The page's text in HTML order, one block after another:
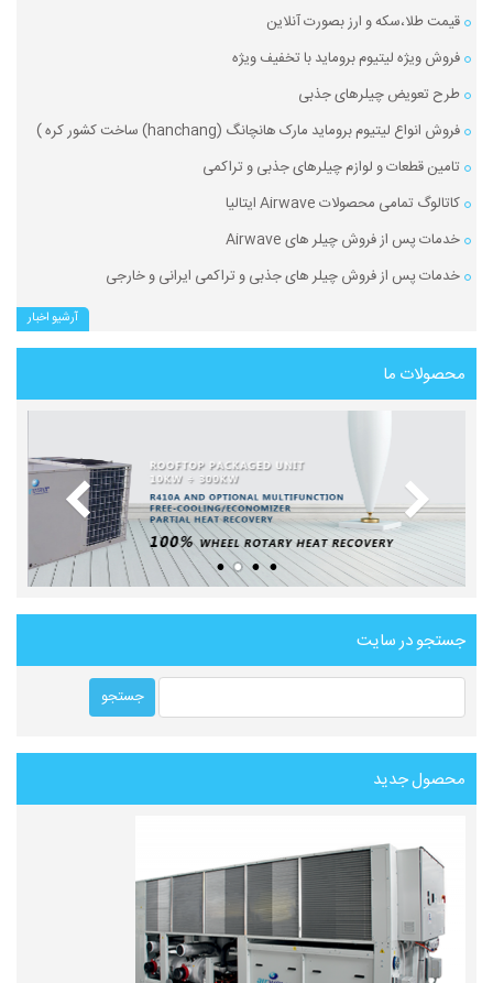
قیمت طلا،سکه و ارز بصورت آنلاین
فروش ویژه لیتیوم بروماید با تخفیف ویژه
طرح تعویض چیلرهای جذبی
فروش انواع لیتیوم بروماید مارک هانچانگ (hanchang) ساخت کشور کره )
تامین قطعات و لوازم چیلرهای جذبی و تراکمی
کاتالوگ تمامی محصولات Airwave ایتالیا
خدمات پس از فروش چیلر های Airwave
خدمات پس از فروش چیلر های جذبی و تراکمی ایرانی و خارجی
آرشیو اخبار
محصولات ما
جستجو در سایت
محصول جدید